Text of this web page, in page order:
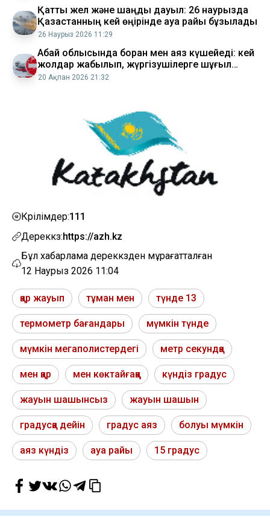
Қатты жел және шаңды дауыл: 26 наурызда
Қазақстанның кей өңірінде ауа райы бұзылады
26 Наурыз 2026 11:29
Абай облысында боран мен аяз күшейеді: кей
жолдар жабылып, жүргізушілерге шұғыл
ескерту жасалды
20 Ақпан 2026 21:32
Көрілімдер:111
Дереккөз:https://azh.kz
Бұл хабарлама дереккөзден мұрағатталған
12 Наурыз 2026 11:04
қар жауып тұман мен түнде 13
термометр бағандары мүмкін түнде
мүмкін мегаполистердегі метр секундқа
мен қар мен көктайғаққа күндіз градус
жауын шашынсыз жауын шашын
градусқа дейін градус аяз болуы мүмкін
аяз күндіз ауа райы 15 градус